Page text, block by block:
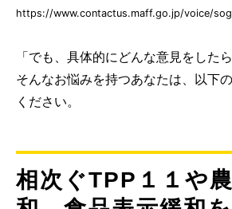
https://www.contactus.maff.go.jp/voice/
「でも、具体的にどんな意見をした
そんなお悩みを持つあなたは、以下
ください。
相次ぐTPP１１や